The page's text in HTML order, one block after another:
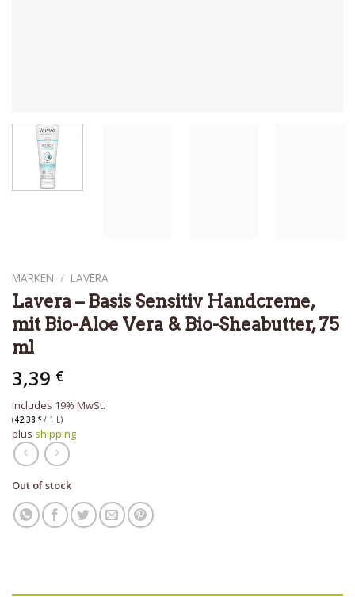
MARKEN / LAVERA
Lavera – Basis Sensitiv Handcreme,
mit Bio-Aloe Vera & Bio-Sheabutter, 75
ml
3,39 €
Includes 19% MwSt.
(42,38 € / 1 L)
plus shipping
Out of stock